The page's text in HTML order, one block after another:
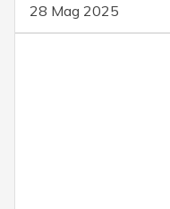
28 Mag 2025